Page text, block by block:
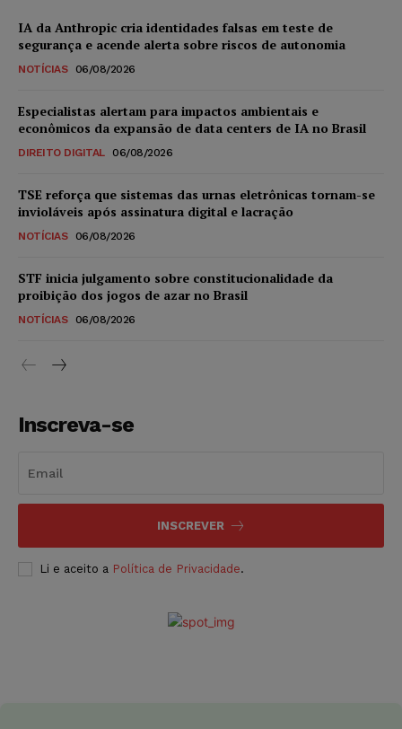
IA da Anthropic cria identidades falsas em teste de
segurança e acende alerta sobre riscos de autonomia
NOTÍCIAS 06/08/2026
Especialistas alertam para impactos ambientais e
econômicos da expansão de data centers de IA no Brasil
DIREITO DIGITAL 06/08/2026
TSE reforça que sistemas das urnas eletrônicas tornam-se
invioláveis após assinatura digital e lacração
NOTÍCIAS 06/08/2026
STF inicia julgamento sobre constitucionalidade da
proibição dos jogos de azar no Brasil
NOTÍCIAS 06/08/2026
Inscreva-se
INSCREVER
Li e aceito a Política de Privacidade.